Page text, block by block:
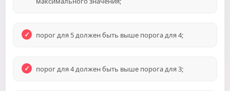
порог для 5 должен быть выше порога для 4;
порог для 4 должен быть выше порога для 3;